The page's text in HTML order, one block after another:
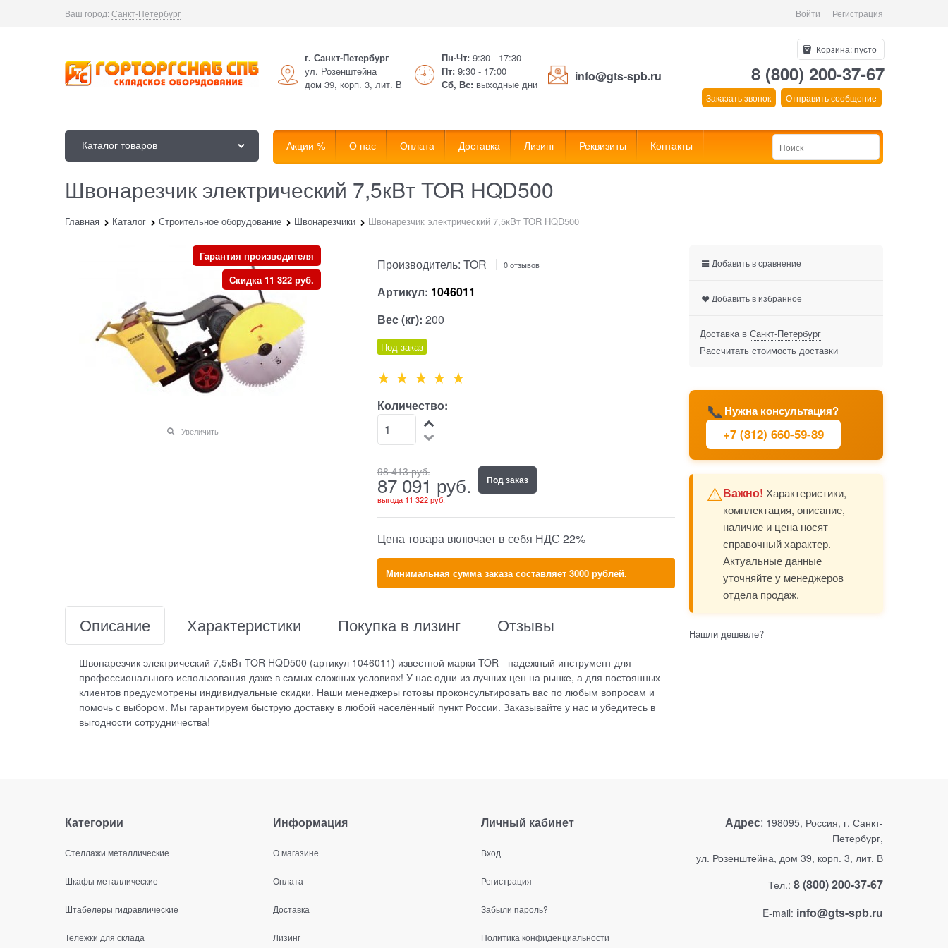
Ваш город:Санкт-Петербург Войти Регистрация
г. Санкт-Петербург
ул. Розенштейна
дом 39, корп. 3, лит. В
Пн-Чт: 9:30 - 17:30
Пт: 9:30 - 17:00
Сб, Вс: выходные дни
info@gts-spb.ru
Корзина:пусто
8 (800) 200-37-67
Заказать звонок Отправить сообщение
Каталог товаров Акции % О нас Оплата Доставка Лизинг Реквизиты Контакты
Швонарезчик электрический 7,5кBт TOR HQD500
Главная Каталог Строительное оборудование Швонарезчики Швонарезчик электрический 7,5кBт TOR HQD500
Гарантия производителя
Скидка 11 322 руб.
Увеличить
Производитель: TOR 0 отзывов
Артикул: 1046011
Вес (кг): 200
Под заказ
Количество:
98 413 руб.
87 091 руб.
выгода 11 322 руб.
Под заказ
Цена товара включает в себя НДС 22%
Минимальная сумма заказа составляет 3000 рублей.
Описание Характеристики Покупка в лизинг Отзывы
Швонарезчик электрический 7,5кBт TOR HQD500 (артикул 1046011) известной марки TOR - надежный инструмент для
профессионального использования даже в самых сложных условиях! У нас одни из лучших цен на рынке, а для постоянных
клиентов предусмотрены индивидуальные скидки. Наши менеджеры готовы проконсультировать вас по любым вопросам и
помочь с выбором. Мы гарантируем быструю доставку в любой населённый пункт России. Заказывайте у нас и убедитесь в
выгодности сотрудничества!
📞Нужна консультация?
+7 (812) 660-59-89
⚠️Важно! Характеристики,
комплектация, описание,
наличие и цена носят
справочный характер.
Актуальные данные
уточняйте у менеджеров
отдела продаж.
Добавить в сравнение
Добавить в избранное
Доставка в Санкт-Петербург
Рассчитать стоимость доставки
Нашли дешевле?
Категории
Стеллажи металлические
Шкафы металлические
Штабелеры гидравлические
Тележки для склада
Информация
О магазине
Оплата
Доставка
Лизинг
Личный кабинет
Вход
Регистрация
Забыли пароль?
Политика конфиденциальности
Адрес: 198095, Россия, г. Санкт-
Петербург,
ул. Розенштейна, дом 39, корп. 3, лит. В
Тел.: 8 (800) 200-37-67
E-mail: info@gts-spb.ru